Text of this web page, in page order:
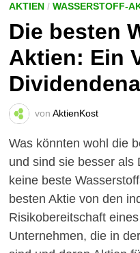
AKTIEN/ WASSERSTOFF-
Die besten
Aktien: Ein
von AktienKost
Was könnten wohl die
und sind sie besser als
keine beste
besten Aktie von den
Risikobereitschaft
Unternehmen, die in